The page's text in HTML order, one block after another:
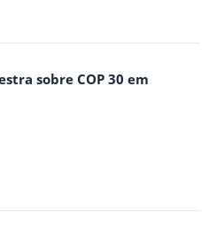
sobre COP 30 em